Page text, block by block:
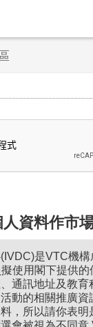
資料作市
是VTC機構
使用閣下提供
通訊地址及教
動的相關推廣
，所以請你表